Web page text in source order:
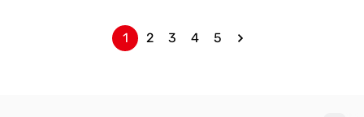
1 2 3 4 5